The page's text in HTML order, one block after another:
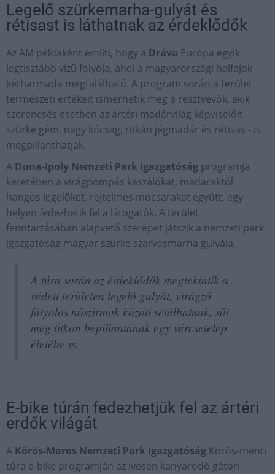
Legelő szürkemarha-gulyát és
rétisast is láthatnak az érdeklődők
Az AM példaként említi, hogy a Dráva Európa egyik
legtisztább vizű folyója, ahol a magyarországi halfajok
kétharmada megtalálható. A program során a terület
természeti értékeit ismerhetik meg a résztvevők, akik
szerencsés esetben az ártéri madárvilág képviselőit -
szürke gém, nagy kócsag, ritkán jégmadár és rétisas - is
megpillanthatják.
A Duna-Ipoly Nemzeti Park Igazgatóság programja
keretében a virágpompás kaszálókat, madaraktól
hangos legelőket, rejtelmes mocsarakat együtt, egy
helyen fedezhetik fel a látogatók. A terület
fenntartásában alapvető szerepet játszik a nemzeti park
igazgatóság magyar szürke szarvasmarha gulyája.
A túra során az érdeklődők megtekintik a
védett területen legelő gulyát, virágzó
fátyolos nőszirmok között sétálhatnak, sőt
még titkon bepillantanak egy vércsetelep
életébe is.
E-bike túrán fedezhetjük fel az ártéri
erdők világát
A Körös-Maros Nemzeti Park Igazgatóság Körös-menti
túra e-bike programján az ívesen kanyarodó gáton